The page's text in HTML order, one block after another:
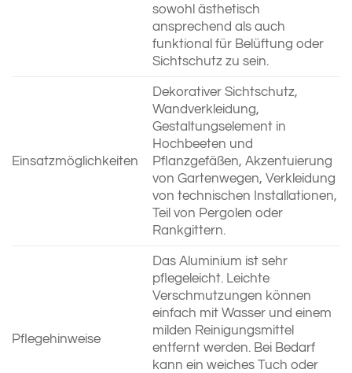
sowohl ästhetisch
ansprechend als auch
funktional für Belüftung oder
Sichtschutz zu sein.
Einsatzmöglichkeiten
Dekorativer Sichtschutz,
Wandverkleidung,
Gestaltungselement in
Hochbeeten und
Pflanzgefäßen, Akzentuierung
von Gartenwegen, Verkleidung
von technischen Installationen,
Teil von Pergolen oder
Rankgittern.
Pflegehinweise
Das Aluminium ist sehr
pflegeleicht. Leichte
Verschmutzungen können
einfach mit Wasser und einem
milden Reinigungsmittel
entfernt werden. Bei Bedarf
kann ein weiches Tuch oder